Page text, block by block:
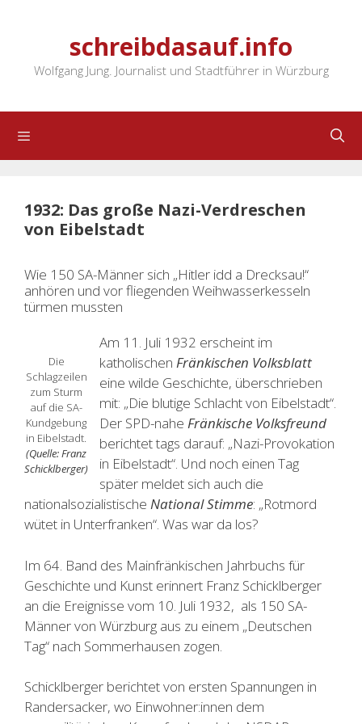
schreibdasauf.info
Wolfgang Jung. Journalist und Stadtführer in Würzburg
1932: Das große Nazi-Verdreschen
von Eibelstadt
Wie 150 SA-Männer sich „Hitler idd a Drecksau!“
anhören und vor fliegenden Weihwasserkesseln
türmen mussten
Die
Schlagzeilen
zum Sturm
auf die SA-
Kundgebung
in Eibelstadt.
(Quelle: Franz
Schicklberger)
Am 11. Juli 1932 erscheint im
katholischen Fränkischen Volksblatt
eine wilde Geschichte, überschrieben
mit: „Die blutige Schlacht von Eibelstadt“.
Der SPD-nahe Fränkische Volksfreund
berichtet tags darauf: „Nazi-Provokation
in Eibelstadt“. Und noch einen Tag
später meldet sich auch die
nationalsozialistische National Stimme: „Rotmord
wütet in Unterfranken“. Was war da los?
Im 64. Band des Mainfränkischen Jahrbuchs für
Geschichte und Kunst erinnert Franz Schicklberger
an die Ereignisse vom 10. Juli 1932, als 150 SA-
Männer von Würzburg aus zu einem „Deutschen
Tag“ nach Sommerhausen zogen.
Schicklberger berichtet von ersten Spannungen in
Randersacker, wo Einwohner:innen dem